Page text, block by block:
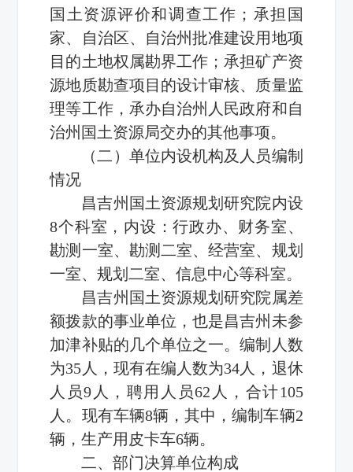
国土资源评价和调查工作；承担国
家、自治区、自治州批准建设用地项
目的土地权属勘界工作；承担矿产资
源地质勘查项目的设计审核、质量监
理等工作，承办自治州人民政府和自
治州国土资源局交办的其他事项。
（二）单位内设机构及人员编制
情况
昌吉州国土资源规划研究院内设
8个科室，内设：行政办、财务室、
勘测一室、勘测二室、经营室、规划
一室、规划二室、信息中心等科室。
昌吉州国土资源规划研究院属差
额拨款的事业单位，也是昌吉州未参
加津补贴的几个单位之一。编制人数
为35人，现有在编人数为34人，退休
人员9人，聘用人员62人，合计105
人。现有车辆8辆，其中，编制车辆2
辆，生产用皮卡车6辆。
二、部门决算单位构成